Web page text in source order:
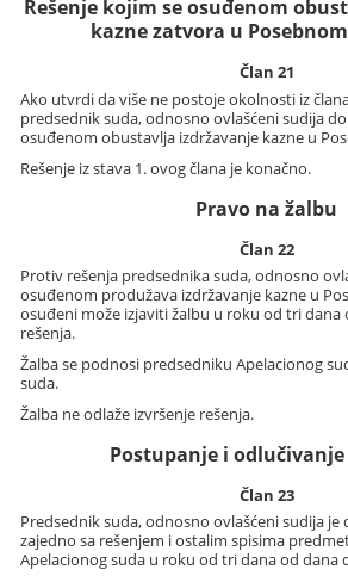
Rešenje kojim se osuđenom
kazne zatvora u
Član 21
Ako utvrdi da više ne postoje okolnosti iz
predsednik suda, odnosno ovlašćeni sudija
osuđenom obustavlja izdržavanje kazne u
Rešenje iz stava 1. ovog člana je konačno.
Pravo na žalbu
Član 22
Protiv rešenja predsednika suda, odnosno
osuđenom produžava izdržavanje kazne u
osuđeni može izjaviti žalbu u roku od tri dana
rešenja.
Žalba se podnosi predsedniku Apelacionog
suda.
Žalba ne odlaže izvršenje rešenja.
Postupanje i
Član 23
Predsednik suda, odnosno ovlašćeni sudija je
zajedno sa rešenjem i ostalim spisima
Apelacionog suda u roku od tri dana od dana